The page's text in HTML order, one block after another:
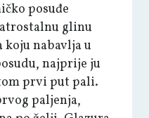
posuđe
glinu
nabavlja u
najprije ju
prvi put pali.
paljenja,